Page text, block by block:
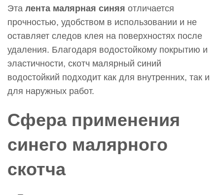
Эта лента малярная синяя отличается
прочностью, удобством в использовании и не
оставляет следов клея на поверхностях после
удаления. Благодаря водостойкому покрытию и
эластичности, скотч малярный синий
водостойкий подходит как для внутренних, так и
для наружных работ.
Сфера применения
синего малярного
скотча